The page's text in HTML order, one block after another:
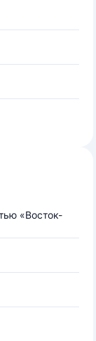
«Восток-